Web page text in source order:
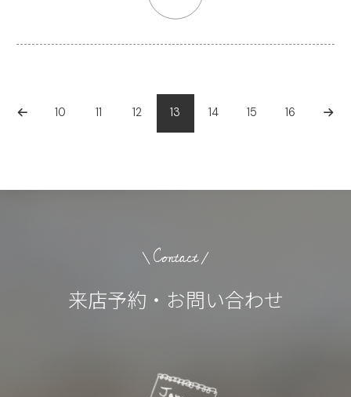
10 11 12 13 14 15 16
Contact
来店予約・お問い合わせ